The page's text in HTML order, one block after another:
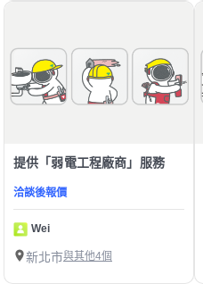
提供「弱電工程廠商」服務
洽談後報價
Wei
新北市與其他4個